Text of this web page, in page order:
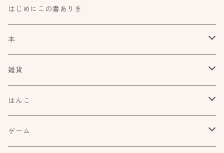
はじめにこの書ありき
本
食べもの飲みものお酒とか
アートや絵本の世界
だれかの考えごと
雑貨
kurofutago
ブローチ
文具
はんこ
オスコラボ
ゲーム